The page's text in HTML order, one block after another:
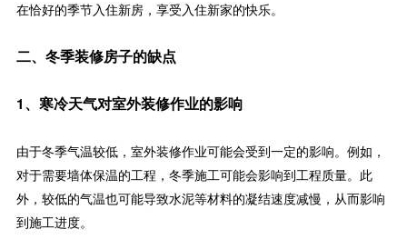
在恰好的季节入住新房，享受入住新家的快乐。
二、冬季装修房子的缺点
1、寒冷天气对室外装修作业的影响
由于冬季气温较低，室外装修作业可能会受到一定的影响。例如，
对于需要墙体保温的工程，冬季施工可能会影响到工程质量。此
外，较低的气温也可能导致水泥等材料的凝结速度减慢，从而影响
到施工进度。